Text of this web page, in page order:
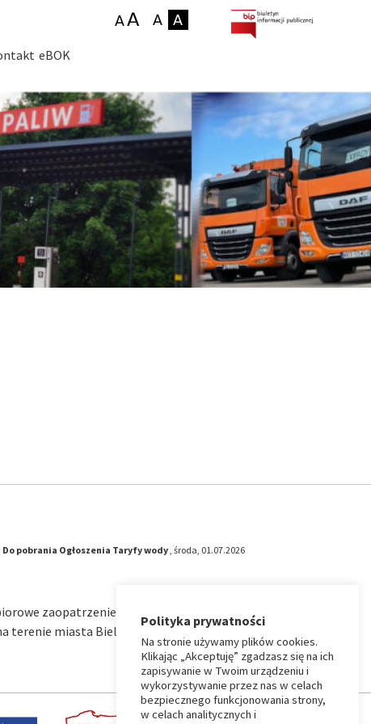
eBOK
Do pobrania Ogłoszenia Taryfy wody, środa, 01.07.2026
zaopatrzenie w wodę i zbiorowe
terenie miasta Bielsk Podlaski na okres od …
Polityka prywatności
Na stronie używamy plików cookies.
Klikając „Akceptuję” zgadzasz się na ich
zapisywanie w Twoim urządzeniu i
wykorzystywanie przez nas w celach
bezpiecznego funkcjonowania strony,
w celach analitycznych i